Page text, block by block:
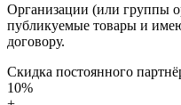
Организации (или группы
публикуемые товары и
договору.
Скидка постоянного
10%